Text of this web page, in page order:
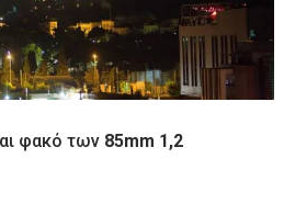
φακό των 85mm 1,2